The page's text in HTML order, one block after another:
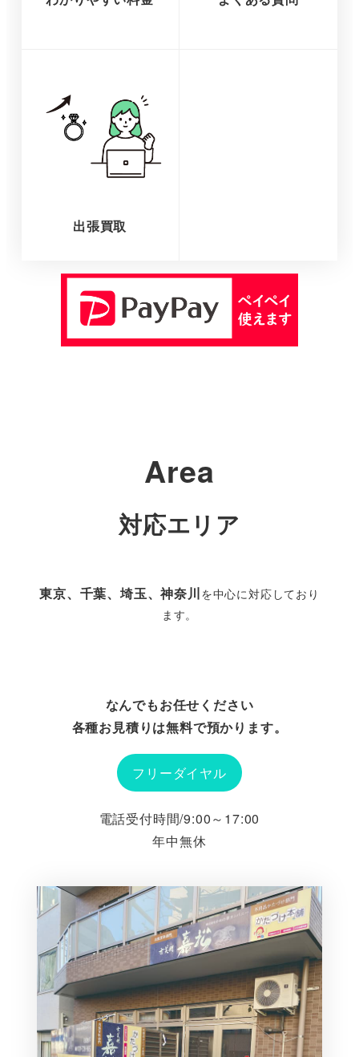
出張買取
Area
対応エリア
東京、千葉、埼玉、神奈川を中心に対応しており
ます。
なんでもお任せください
各種お見積りは無料で預かります。
フリーダイヤル
電話受付時間/9:00～17:00
年中無休